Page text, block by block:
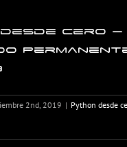
cero –
2nd, 2019 | Python desde